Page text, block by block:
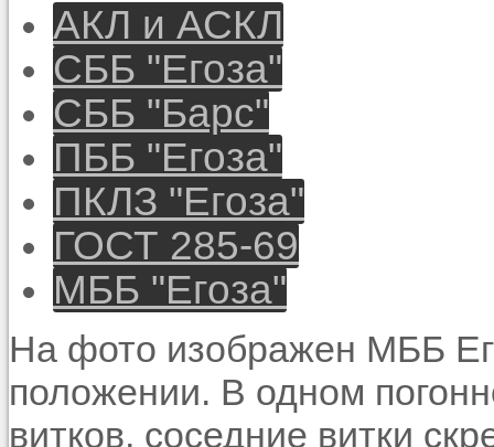
АКЛ и АСКЛ
СББ "Егоза"
СББ "Барс"
ПББ "Егоза"
ПКЛЗ "Егоза"
ГОСТ 285-69
МББ "Егоза"
На фото изображен МББ
положении. В одном
витков, соседние витки